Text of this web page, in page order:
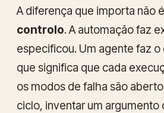
A diferença que importa não
controlo. A automação faz
especificou. Um agente faz o
que significa que cada
os modos de falha são
ciclo, inventar um argumento